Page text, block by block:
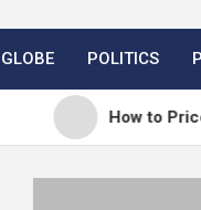
GLOBE POLITICS
How to Price Your